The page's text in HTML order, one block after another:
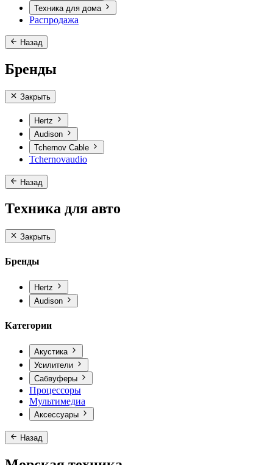
Техника для дома
Распродажа
Назад
Бренды
Закрыть
Hertz
Audison
Tchernov Cable
Tchernovaudio
Назад
Техника для авто
Закрыть
Бренды
Hertz
Audison
Категории
Акустика
Усилители
Сабвуферы
Процессоры
Мультимедиа
Аксессуары
Назад